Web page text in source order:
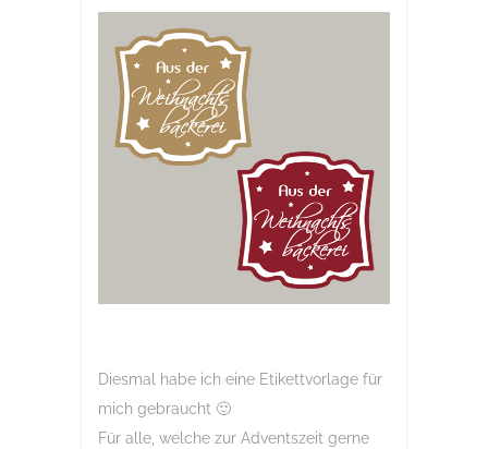
Diesmal habe ich eine Etikettvorlage für
mich gebraucht 🙂
Für alle, welche zur Adventszeit gerne